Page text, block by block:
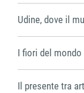
Udine, dove il
I fiori del
Il presente tra